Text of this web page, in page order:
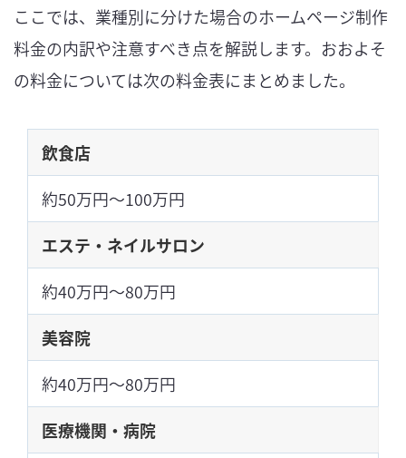
ここでは、業種別に分けた場合のホームページ制作
料金の内訳や注意すべき点を解説します。おおよそ
の料金については次の料金表にまとめました。
飲食店
約50万円～100万円
エステ・ネイルサロン
約40万円～80万円
美容院
約40万円～80万円
医療機関・病院